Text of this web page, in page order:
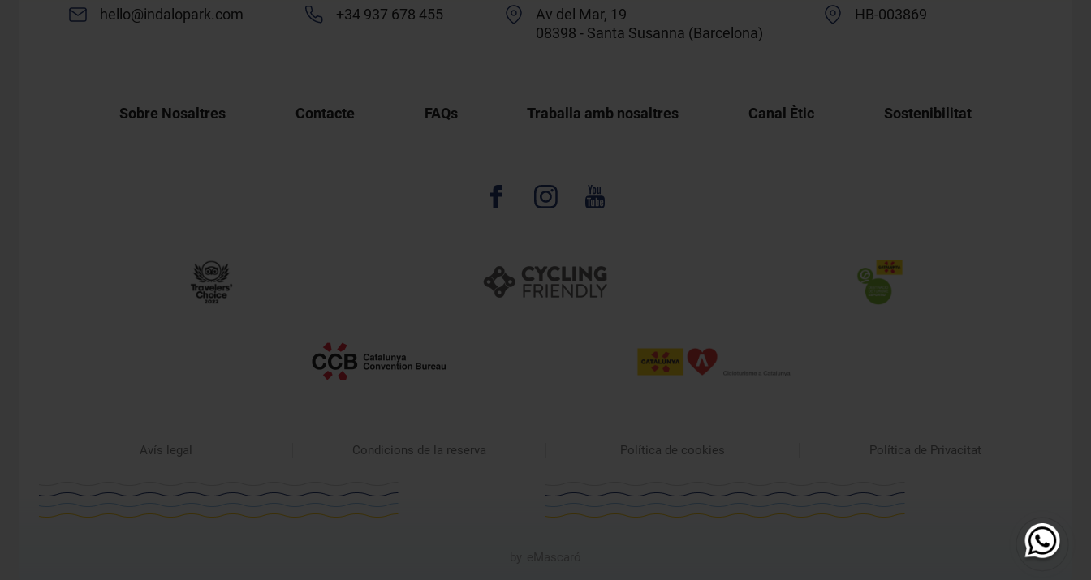
hello@indalopark.com +34 937 678 455
Av del Mar, 19
08398 - Santa Susanna (Barcelona)
HB-003869
Sobre Nosaltres Contacte FAQs Traballa amb nosaltres Canal Ètic Sostenibilitat
Avís legal Condicions de la reserva Política de cookies Política de Privacitat